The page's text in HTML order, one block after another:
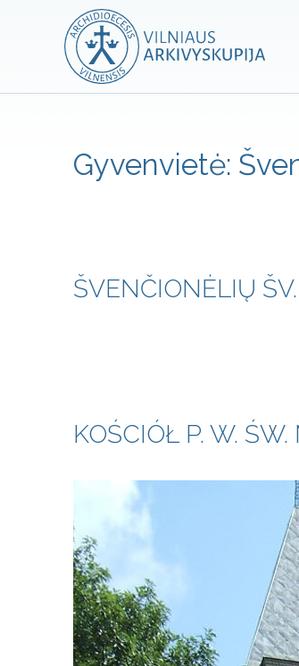
Gyvenvietė:
ŠVENČIONĖLIŲ
KOŚCIÓŁ P. W.